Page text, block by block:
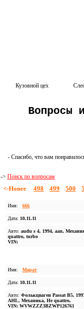
Кузовной цех
Вопросы
- Спасибо, что вам
-> Поиск по вопросам
<-Новее 498 499 500
Имя: 666
Дата: 10.11.11
Авто: audu s 4, 1994, aan,
quattro, turbo
VIN:
Имя: Марат
Дата: 10.11.11
Авто: Фолькцваген Passat B5,
AHL, Механика, Не quattro,
VIN: WVWZZZ3BZWP126761